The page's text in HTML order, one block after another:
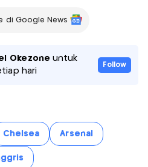
di Google News
Okezone untuk
hari
Follow
Chelsea Arsenal